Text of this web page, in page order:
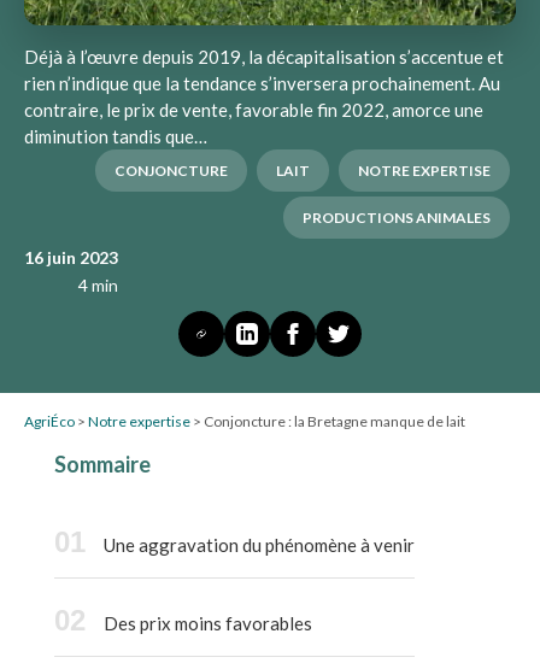
Déjà à l’œuvre depuis 2019, la décapitalisation s’accentue et
rien n’indique que la tendance s’inversera prochainement. Au
contraire, le prix de vente, favorable fin 2022, amorce une
diminution tandis que…
CONJONCTURE LAIT NOTRE EXPERTISE
PRODUCTIONS ANIMALES
16 juin 2023
4 min
AgriÉco > Notre expertise > Conjoncture : la Bretagne manque de lait
Sommaire
Une aggravation du phénomène à venir
Des prix moins favorables